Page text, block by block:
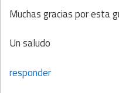
Muchas gracias por esta
Un saludo
responder